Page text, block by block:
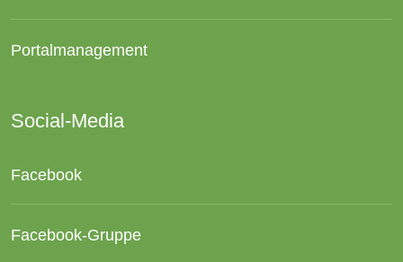
Portalmanagement
Social-Media
Facebook
Facebook-Gruppe